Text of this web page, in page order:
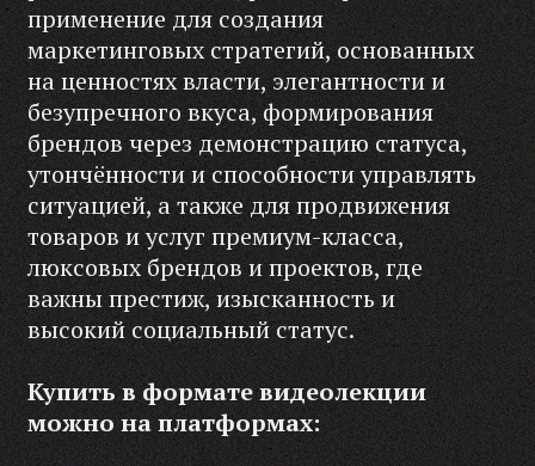
применение для создания
маркетинговых стратегий, основанных
на ценностях власти, элегантности и
безупречного вкуса, формирования
брендов через демонстрацию статуса,
утончённости и способности управлять
ситуацией, а также для продвижения
товаров и услуг премиум-класса,
люксовых брендов и проектов, где
важны престиж, изысканность и
высокий социальный статус.
Купить в формате видеолекции
можно на платформах: